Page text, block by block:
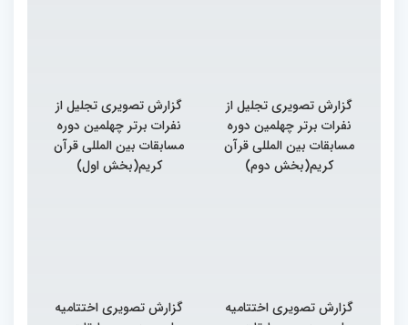
گزارش تصویری تجلیل از
نفرات برتر چهلمین دوره
مسابقات بین المللی قرآن
کریم(بخش دوم)
گزارش تصویری تجلیل از
نفرات برتر چهلمین دوره
مسابقات بین المللی قرآن
کریم(بخش اول)
گزارش تصویری اختتامیه
گزارش تصویری اختتامیه